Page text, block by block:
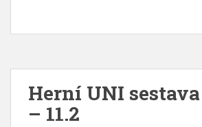
Herní UNI sestava
– 11.2